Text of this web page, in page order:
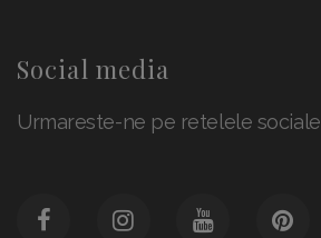
Social media
Urmareste-ne pe retelele sociale